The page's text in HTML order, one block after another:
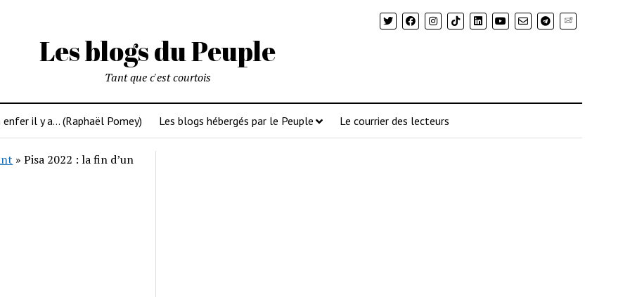
Newsletter
Les blogs du Peuple
Tant que c'est courtois
enfer il y a… (Raphaël Pomey) Les blogs hébergés par le Peuple Le courrier des lecteurs
»Pisa 2022 : la fin d’un